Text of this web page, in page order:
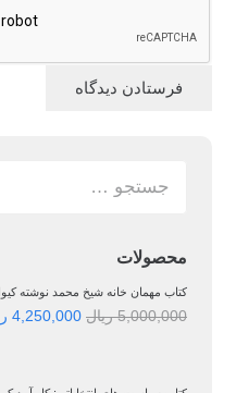
فرستادن دیدگاه
محصولات
کتاب مهمان خانه شیخ محمد نوشته
5,000,000 ریال قیمت
4,250,000